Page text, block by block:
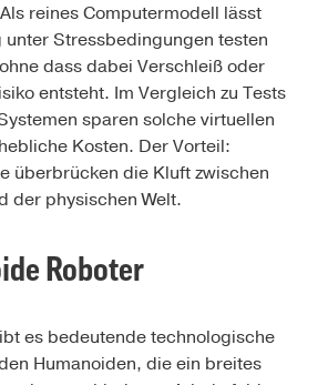
reines Computermodell lässt
Stressbedingungen testen
dass dabei Verschleiß oder
entsteht. Im Vergleich zu Tests
sparen solche virtuellen
Kosten. Der Vorteil:
überbrücken die Kluft zwischen
der physischen Welt.
Roboter
es bedeutende technologische
Humanoiden, die ein breites